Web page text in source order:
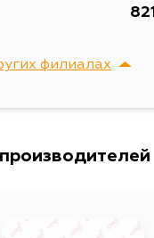
мм 821
филиалах